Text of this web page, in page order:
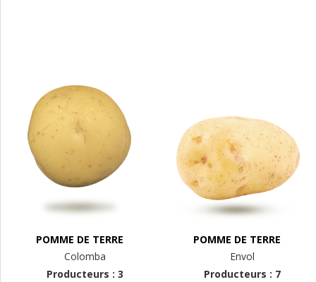
POMME DE TERRE
Colomba
Producteurs : 3
POMME DE TERRE
Envol
Producteurs : 7